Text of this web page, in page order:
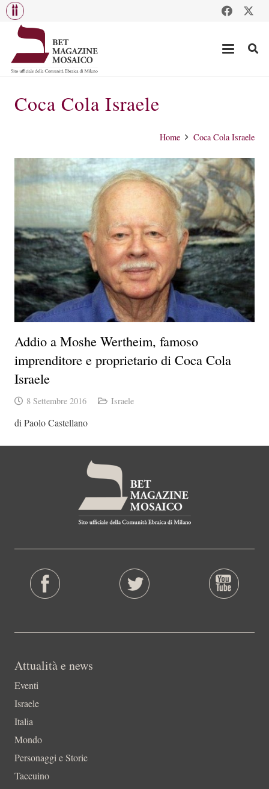
Coca Cola Israele
Home Coca Cola Israele
Addio a Moshe Wertheim, famoso
imprenditore e proprietario di Coca Cola
Israele
8 Settembre 2016 Israele
di Paolo Castellano
Attualità e news
Eventi
Israele
Italia
Mondo
Personaggi e Storie
Taccuino